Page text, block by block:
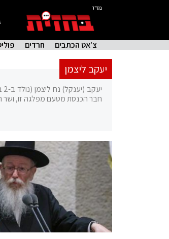
בס"ד
צ'אט הכתבים חרדים
יעקב ליצמן
יעקב (יענקל) נח ליצמן (נולד ב-2 בספטמבר 1948) הוא שר הבינוי והשיכון מטעם מפלגת
חבר הכנסת מטעם מפלגה זו, ושר